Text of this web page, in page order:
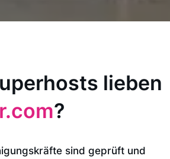
lieben
?
sind geprüft und